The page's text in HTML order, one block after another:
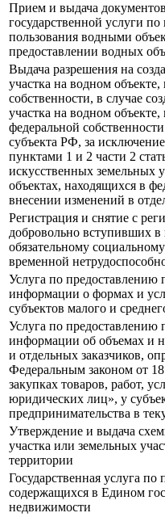
Прием и выдача
государственной услуги
пользования водными
предоставлении водных
Выдача разрешения на
участка на водном
собственности, в случае
участка на водном
федеральной
субъекта РФ, за
пунктами 1 и 2 части 2
искусственных земельных
объектах, находящихся в
внесении изменений в
Регистрация и снятие с
добровольно вступивших
обязательному
временной
Услуга по предоставлению
информации о формах и
субъектов малого и
Услуга по предоставлению
информации об объемах и
и отдельных заказчиков,
Федеральным законом от
закупках товаров, работ,
юридических лиц», у
предпринимательства в
Утверждение и выдача
участка или земельных
территории
Государственная услуга
содержащихся в Едином
недвижимости